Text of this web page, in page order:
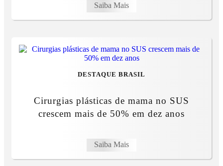
Saiba Mais
DESTAQUE BRASIL
Cirurgias plásticas de mama no SUS
crescem mais de 50% em dez anos
Saiba Mais